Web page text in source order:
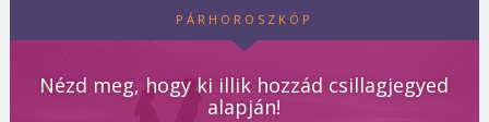
PÁRHOROSZKÓP
Nézd meg, hogy ki illik hozzád csillagjegyed
alapján!